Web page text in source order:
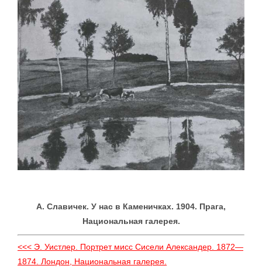
А. Славичек. У нас в Каменичках. 1904. Прага,
Национальная галерея.
<<< Э. Уистлер. Портрет мисс Сисели Александер. 1872—
1874. Лондон, Национальная галерея.